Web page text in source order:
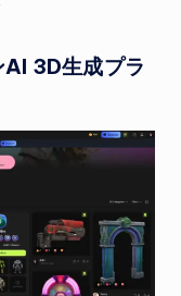
3D生成プラ